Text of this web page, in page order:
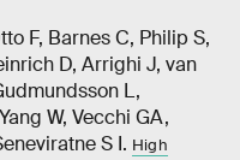
F, Barnes C, Philip S,
D, Arrighi J, van
L,
W, Vecchi GA,
S I. High